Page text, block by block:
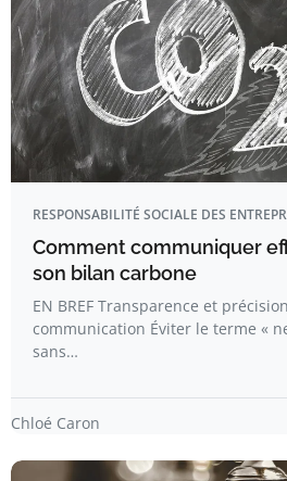
RESPONSABILITÉ SOCIALE DES
Comment communiquer
son bilan carbone
EN BREF Transparence et
communication Éviter le terme «
sans…
Chloé Caron